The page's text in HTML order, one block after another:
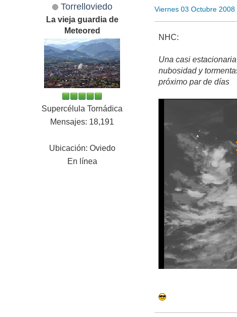
Torrelloviedo
La vieja guardia de
Meteored
Supercélula Tornádica
Mensajes: 18,191
Ubicación: Oviedo
En línea
Viernes 03 Octubre 2008
NHC:
Una casi
nubosidad y
próximo par de días